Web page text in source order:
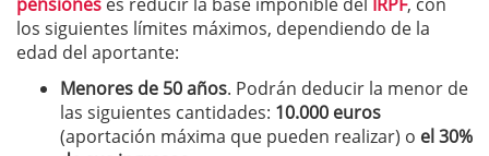
los siguientes límites máximos, dependiendo de la
edad del aportante:
Menores de 50 años. Podrán deducir la menor de
las siguientes cantidades: 10.000 euros
(aportación máxima que pueden realizar) o el 30%